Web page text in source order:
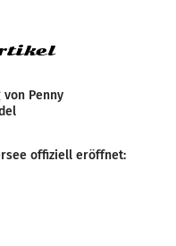
Penny
offiziell eröffnet: